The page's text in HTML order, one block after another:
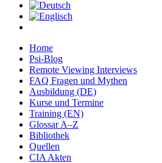
Home
Psi-Blog
Remote Viewing Interviews
FAQ Fragen und Mythen
Ausbildung (DE)
Kurse und Termine
Training (EN)
Glossar A–Z
Bibliothek
Quellen
CIA Akten